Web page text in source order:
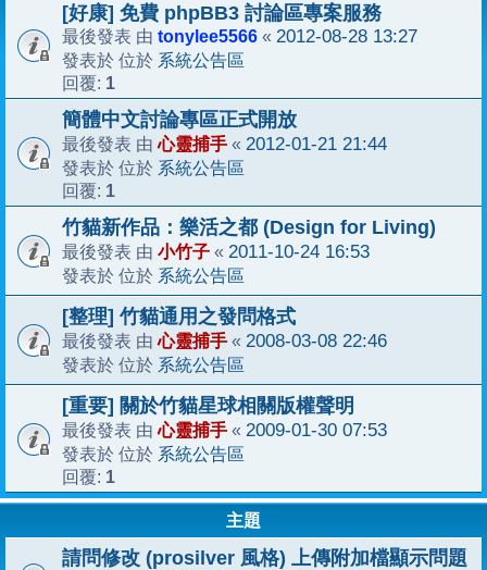
[好康] 免費 phpBB3 討論區專案服務
最後發表 由 tonylee5566 « 2012-08-28 13:27
發表於 位於 系統公告區
回覆: 1
簡體中文討論專區正式開放
最後發表 由心靈捕手 « 2012-01-21 21:44
發表於 位於 系統公告區
回覆: 1
竹貓新作品：樂活之都 (Design for Living)
最後發表 由 小竹子 « 2011-10-24 16:53
發表於 位於 系統公告區
[整理] 竹貓通用之發問格式
最後發表 由心靈捕手 « 2008-03-08 22:46
發表於 位於 系統公告區
[重要] 關於竹貓星球相關版權聲明
最後發表 由心靈捕手 « 2009-01-30 07:53
發表於 位於 系統公告區
回覆: 1
主題
請問修改 (prosilver 風格) 上傳附加檔顯示問題